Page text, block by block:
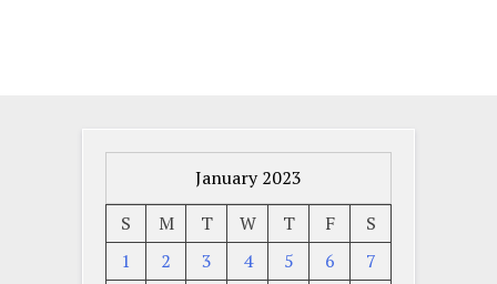
January 2023
S
M T W T F
S
1
2 3 4 5 6
7